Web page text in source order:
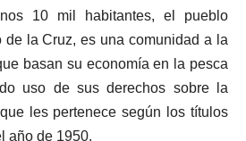
10 mil habitantes, el pueblo
de la Cruz, es una comunidad a la
basan su economía en la pesca
uso de sus derechos sobre la
les pertenece según los títulos
año de 1950.